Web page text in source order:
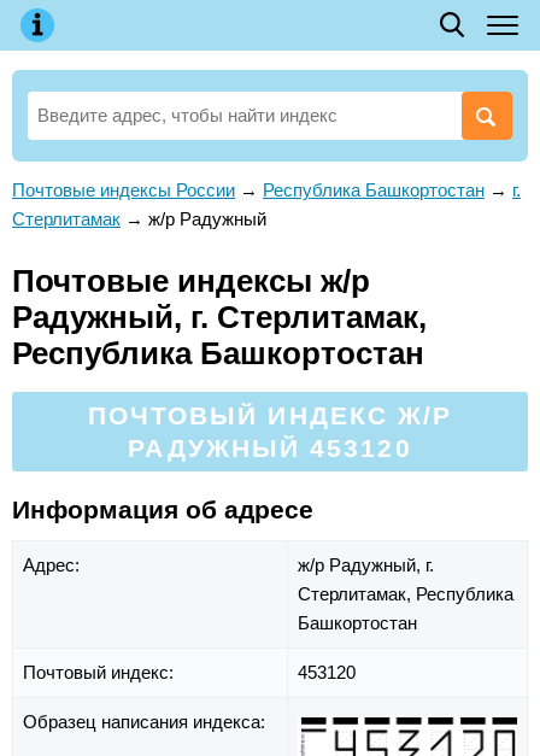
Почтовые индексы России → Республика Башкортостан → г.
Стерлитамак → ж/р Радужный
Почтовые индексы ж/р
Радужный, г. Стерлитамак,
Республика Башкортостан
ПОЧТОВЫЙ ИНДЕКС Ж/Р
РАДУЖНЫЙ 453120
Информация об адресе
Адрес: ж/р Радужный, г.
Стерлитамак, Республика
Башкортостан
Почтовый индекс: 453120
Образец написания индекса: